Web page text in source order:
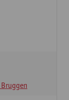
Bruggen